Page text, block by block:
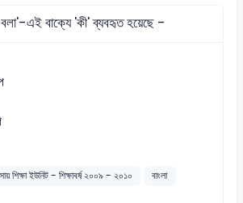
এই বাক্যে 'কী' ব্যবহৃত হয়েছে -
শিক্ষা ইউনিট - শিক্ষাবর্ষ ২০০৯ - ২০১০
বাংলা